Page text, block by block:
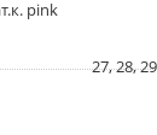
pink
27, 28,